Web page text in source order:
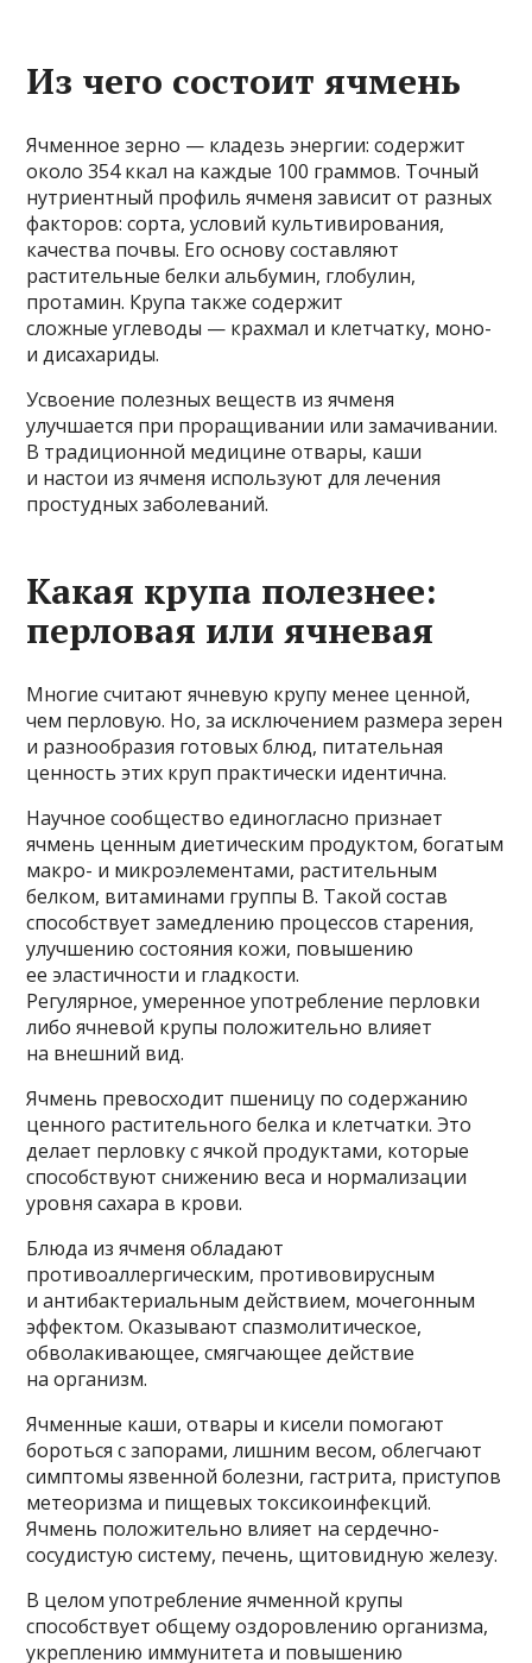
Из чего состоит ячмень
Ячменное зерно — кладезь энергии: содержит
около 354 ккал на каждые 100 граммов. Точный
нутриентный профиль ячменя зависит от разных
факторов: сорта, условий культивирования,
качества почвы. Его основу составляют
растительные белки альбумин, глобулин,
протамин. Крупа также содержит
сложные углеводы — крахмал и клетчатку, моно-
и дисахариды.
Усвоение полезных веществ из ячменя
улучшается при проращивании или замачивании.
В традиционной медицине отвары, каши
и настои из ячменя используют для лечения
простудных заболеваний.
Какая крупа полезнее:
перловая или ячневая
Многие считают ячневую крупу менее ценной,
чем перловую. Но, за исключением размера зерен
и разнообразия готовых блюд, питательная
ценность этих круп практически идентична.
Научное сообщество единогласно признает
ячмень ценным диетическим продуктом, богатым
макро- и микроэлементами, растительным
белком, витаминами группы В. Такой состав
способствует замедлению процессов старения,
улучшению состояния кожи, повышению
ее эластичности и гладкости.
Регулярное, умеренное употребление перловки
либо ячневой крупы положительно влияет
на внешний вид.
Ячмень превосходит пшеницу по содержанию
ценного растительного белка и клетчатки. Это
делает перловку с ячкой продуктами, которые
способствуют снижению веса и нормализации
уровня сахара в крови.
Блюда из ячменя обладают
противоаллергическим, противовирусным
и антибактериальным действием, мочегонным
эффектом. Оказывают спазмолитическое,
обволакивающее, смягчающее действие
на организм.
Ячменные каши, отвары и кисели помогают
бороться с запорами, лишним весом, облегчают
симптомы язвенной болезни, гастрита, приступов
метеоризма и пищевых токсикоинфекций.
Ячмень положительно влияет на сердечно-
сосудистую систему, печень, щитовидную железу.
В целом употребление ячменной крупы
способствует общему оздоровлению организма,
укреплению иммунитета и повышению